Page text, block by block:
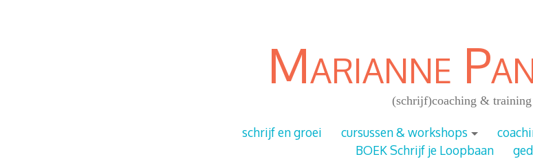
Marianne
(schrijf)coaching & training
schrijf en groei cursussen & workshops
BOEK Schrijf je Loopbaan